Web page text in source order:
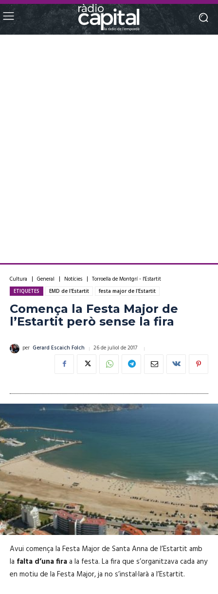
Cultura General Notícies Torroella de Montgrí - l'Estartit
ETIQUETES EMD de l'Estartit festa major de l'Estartit
Comença la Festa Major de
l’Estartit però sense la fira
per Gerard Escaich Folch 26 de juliol de 2017
Avui comença la Festa Major de Santa Anna de l’Estartit amb
la falta d’una firaa la festa. La fira que s’organitzava cada any
en motiu de la Festa Major, ja no s’instal·larà a l’Estartit.